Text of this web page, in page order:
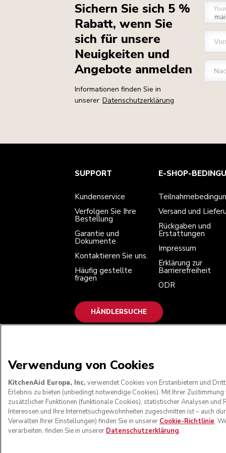
Sichern Sie sich 5 %
Rabatt, wenn Sie
sich für unsere
Neuigkeiten und
Angebote anmelden
Informationen finden Sie in
unserer Datenschutzerklärung
Kundenservice
Verfolgen Sie Ihre Bestellung
Häufig gestellte fragen
Teilnahmebedingungen
Versand und Lieferung
Erklärung zur Barrierefreiheit
Die Marke
Unsere Geschichte
Händlersuche
SUPPORT
Kundenservice
Verfolgen Sie Ihre
Bestellung
Garantie und
Dokumente
Kontaktieren Sie uns.
Häufig gestellte
fragen
E-SHOP-
Versand und
Rückgaben und
Erstattungen
Impressum
Erklärung zur
Barrierefreiheit
ODR
HÄNDLERSUCHE
© KitchenAid 2026 - Alle Rechte
Verwendung von Cookies
KitchenAid Europa, Inc. verwendet Cookies von Erstanbietern und
Erlebnis zu bieten (unbedingt notwendige Cookies). Mit Ihrer
zusätzlicher Funktionen (funktionale Cookies), statistischer Analysen
Interessen und Ihre Internetsuchgewohnheiten zugeschnitten ist – auch
Verwalten Ihrer Einstellungen) finden Sie in unserer Cookie-Richtlinie.
verarbeiten, finden Sie in unserer Datenschutzerklärung.